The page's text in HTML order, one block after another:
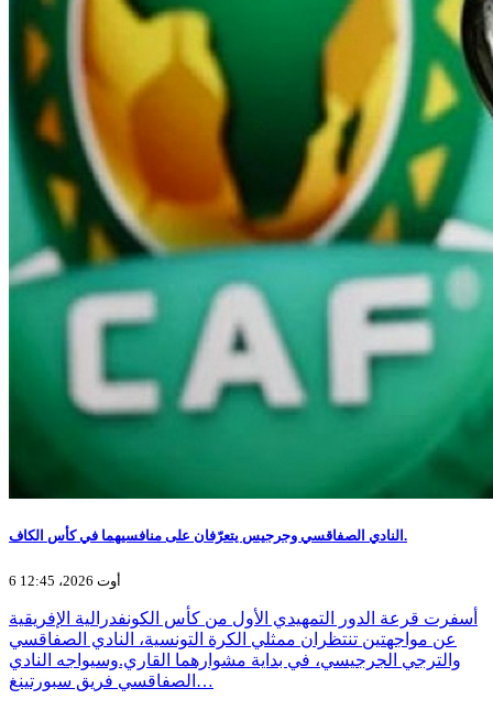
النادي الصفاقسي وجرجيس يتعرّفان على منافسيهما في كأس الكاف.
6 أوت 2026، 12:45
أسفرت قرعة الدور التمهيدي الأول من كأس الكونفدرالية الإفريقية
عن مواجهتين تنتظران ممثلي الكرة التونسية، النادي الصفاقسي
والترجي الجرجيسي، في بداية مشوارهما القاري.وسيواجه النادي
الصفاقسي فريق سبورتينغ…